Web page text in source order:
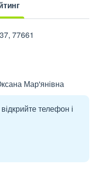
77661
Мар'янівна
телефон і